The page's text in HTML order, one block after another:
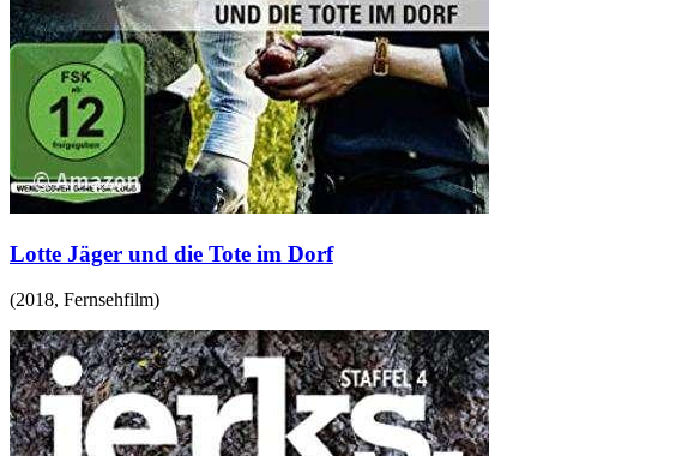
Lotte Jäger und die Tote im Dorf
(2018, Fernsehfilm)